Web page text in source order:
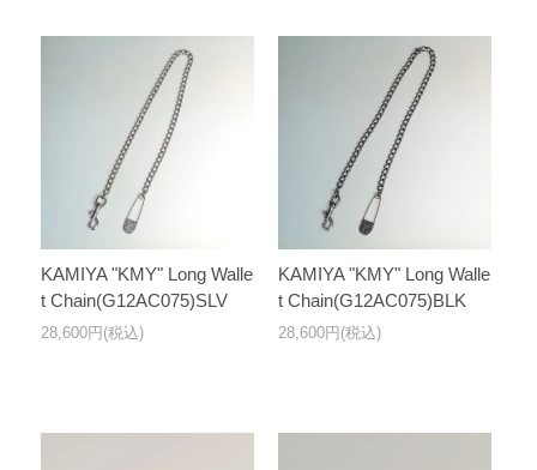
KAMIYA "KMY" Long Walle
t Chain(G12AC075)SLV
28,600円(税込)
KAMIYA "KMY" Long Walle
t Chain(G12AC075)BLK
28,600円(税込)